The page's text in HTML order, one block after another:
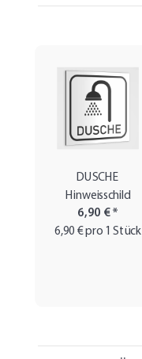
DUSCHE
Hinweisschild
6,90 €*
6,90 € pro 1 Stück